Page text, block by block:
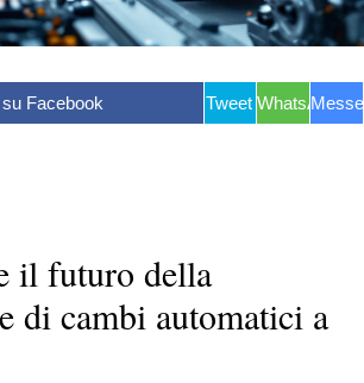
Facebook Tweet WhatsApp
il futuro della
di cambi automatici a